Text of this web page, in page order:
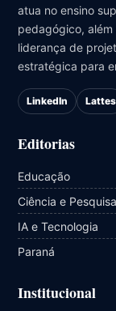
atua no ensino
pedagógico,
liderança de
estratégica para
LinkedIn Lattes
Editorias
Educação
Ciência e Pesquisa
IA e Tecnologia
Paraná
Institucional